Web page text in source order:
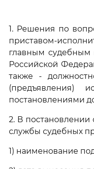
1. Решения по
приставом-
главным судебным
Российской
также -
(предъявления)
постановлениями
2. В постановлении
службы судебных
1) наименование